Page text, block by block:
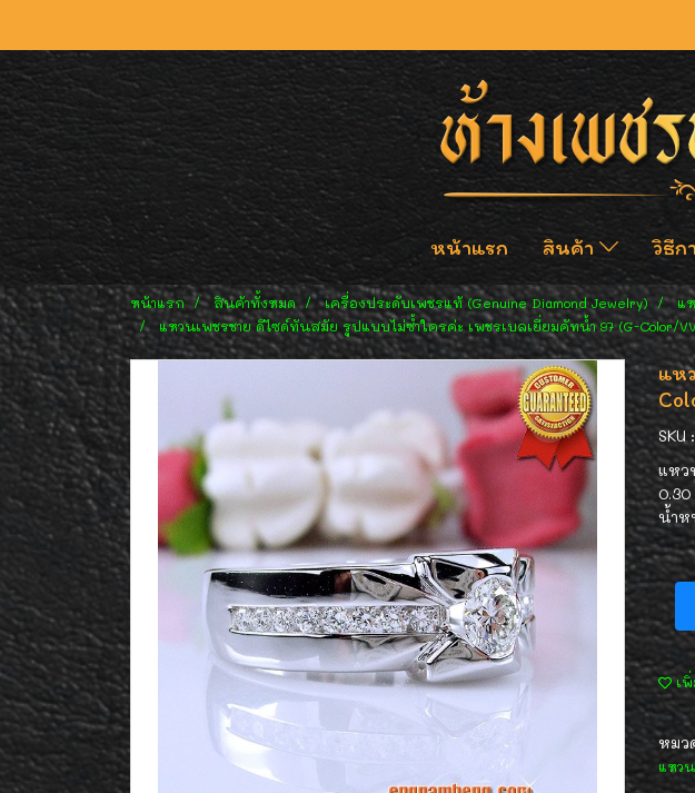
หน้าแรก สินค้า วิธีก
หน้าแรก สินค้าทั้งหมด เครื่องประดับเพชรแท้ (Genuine Diamond Jewelry)
แ
แหวนเพชรชาย ดีไซด์ทันสมัย รูปแบบไม่ซ้ำใครค่ะ เพชรเบลเยี่ยมคัทน้ำ 97 (G-Color/
แห
SKU
แหว
0.30
น้ำห
เพิ่
หมว
แหว